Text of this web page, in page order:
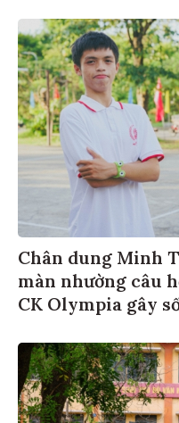
Chân dung Minh
màn nhường câu
CK Olympia gây